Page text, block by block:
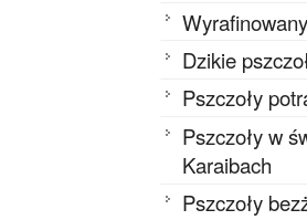
Dzikie
Pszczoły
Pszczoły w
Karaibach
Pszczoły